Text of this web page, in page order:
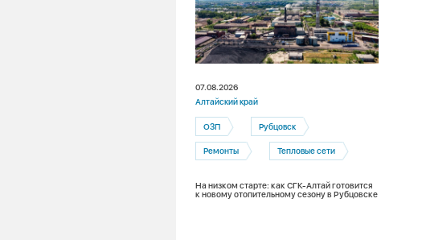
07.08.2026
Алтайский край
ОЗП Рубцовск
Ремонты Тепловые сети
На низком старте: как СГК-Алтай готовится
к новому отопительному сезону в Рубцовске